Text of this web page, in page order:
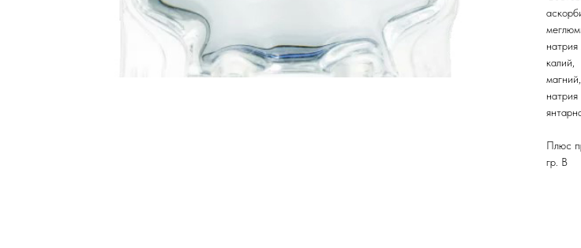
натрия
калий,
магний,
натрия
Плюс
гр. В